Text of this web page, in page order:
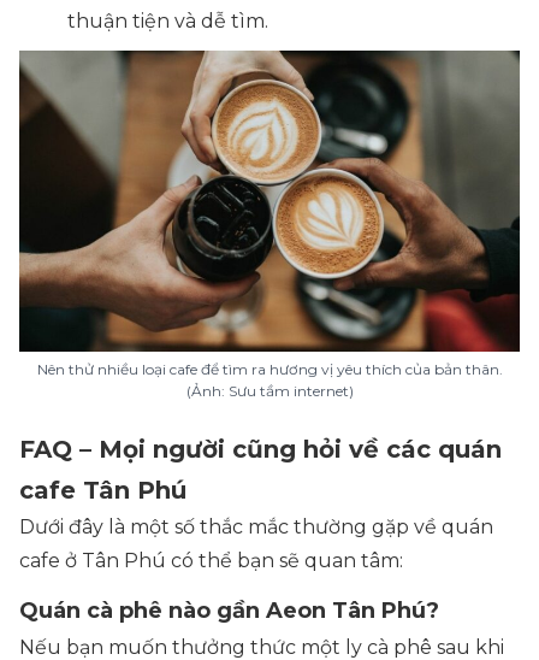
thuận tiện và dễ tìm.
Nên thử nhiều loại cafe để tìm ra hương vị yêu thích của bản thân.
(Ảnh: Sưu tầm internet)
FAQ – Mọi người cũng hỏi về các quán
cafe Tân Phú
Dưới đây là một số thắc mắc thường gặp về quán
cafe ở Tân Phú có thể bạn sẽ quan tâm:
Quán cà phê nào gần Aeon Tân Phú?
Nếu bạn muốn thưởng thức một ly cà phê sau khi